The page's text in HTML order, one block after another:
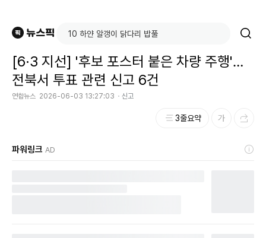
[6·3 지선] '후보 포스터 붙은 차량 주행'…
전북서 투표 관련 신고 6건
연합뉴스 2026-06-03 13:27:03 신고
3줄요약
파워링크 AD